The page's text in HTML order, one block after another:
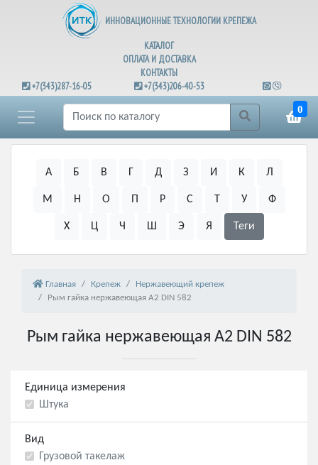
ИННОВАЦИОННЫЕ ТЕХНОЛОГИИ КРЕПЕЖА
КАТАЛОГ
ОПЛАТА И ДОСТАВКА
КОНТАКТЫ
+7(343)287-16-05
+7(343)206-40-53
0
А Б В Г Д З И К Л
М Н О П Р С Т У Ф
Х Ц Ч Ш Э Я Теги
Главная Крепеж
Нержавеющий крепеж
Рым гайка нержавеющая А2 DIN 582
Рым гайка нержавеющая А2 DIN 582
Единица измерения
Штука
Вид
Грузовой такелаж